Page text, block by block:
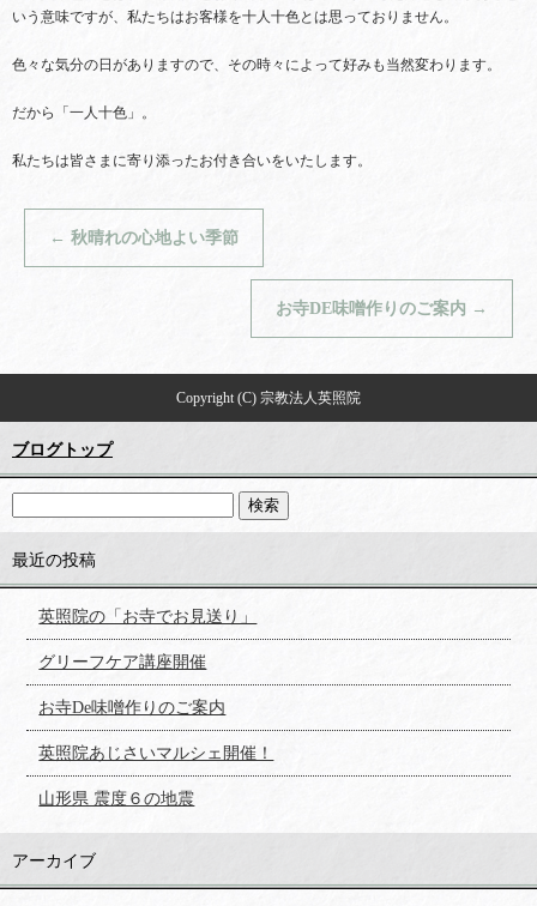
いう意味ですが、私たちはお客様を十人十色とは思っておりません。
色々な気分の日がありますので、その時々によって好みも当然変わります。
だから「一人十色」。
私たちは皆さまに寄り添ったお付き合いをいたします。
← 秋晴れの心地よい季節
お寺DE味噌作りのご案内 →
Copyright (C) 宗教法人英照院
ブログトップ
最近の投稿
英照院の「お寺でお見送り」
グリーフケア講座開催
お寺De味噌作りのご案内
英照院あじさいマルシェ開催！
山形県 震度６の地震
アーカイブ